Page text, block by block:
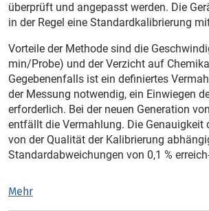
überprüft und angepasst werden. Die
in der Regel eine Standardkalibrierung
Vorteile der Methode sind die
min/Probe) und der Verzicht auf
Gegebenenfalls ist ein definiertes
der Messung notwendig, ein Einwiegen
erforderlich. Bei der neuen Generation
entfällt die Vermahlung. Die Genauigkeit
von der Qualität der Kalibrierung
Standardabweichungen von 0,1 %
Mehr